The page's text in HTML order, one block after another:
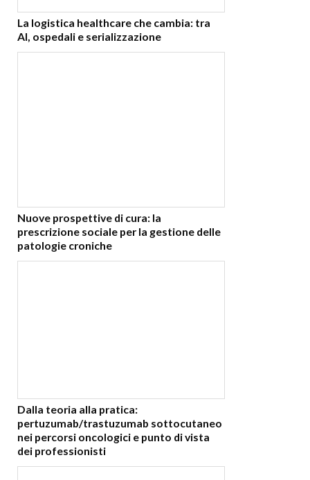
La logistica healthcare che cambia: tra
AI, ospedali e serializzazione
Nuove prospettive di cura: la
prescrizione sociale per la gestione delle
patologie croniche
Dalla teoria alla pratica:
pertuzumab/trastuzumab sottocutaneo
nei percorsi oncologici e punto di vista
dei professionisti